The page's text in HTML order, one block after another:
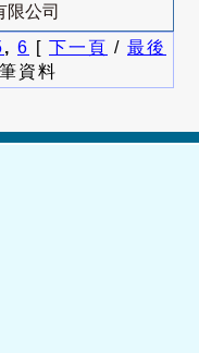
限公司
, 6 [ 下一頁 / 最後
筆資料